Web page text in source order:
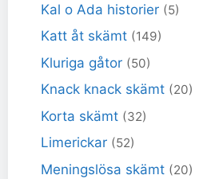
Kal o Ada historier (5)
Katt åt skämt (149)
Kluriga gåtor (50)
Knack knack skämt (20)
Korta skämt (32)
Limerickar (52)
Meningslösa skämt (20)